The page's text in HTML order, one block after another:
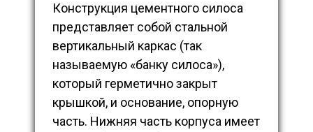
Конструкция цементного силоса
представляет собой стальной
вертикальный каркас (так
называемую «банку силоса»),
который герметично закрыт
крышкой, и основание, опорную
часть. Нижняя часть корпуса имеет